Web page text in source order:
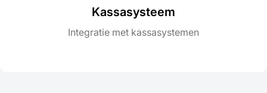
Kassasysteem
Integratie met kassasystemen